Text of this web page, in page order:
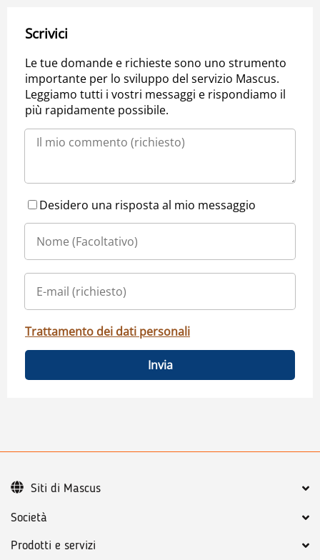
Scrivici
Le tue domande e richieste sono uno strumento
importante per lo sviluppo del servizio Mascus.
Leggiamo tutti i vostri messaggi e rispondiamo il
più rapidamente possibile.
Desidero una risposta al mio messaggio
Trattamento dei dati personali
Invia
Società
Prodotti e servizi
Siti di Mascus